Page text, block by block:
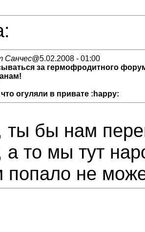
Санчес@5.02.2008 - 01:00
за гермофродитного
огуляли в привате :happy:
ты бы нам
а то мы тут
попало не